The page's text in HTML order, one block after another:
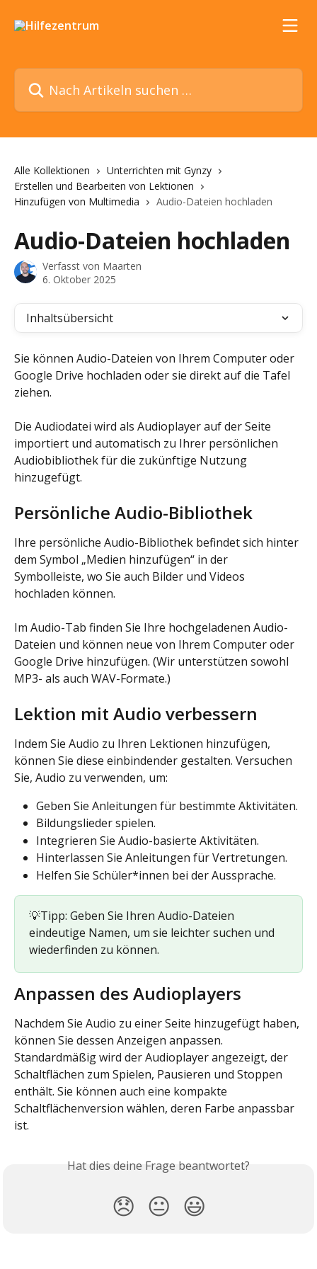
Nach Artikeln suchen …
Alle Kollektionen
Unterrichten mit Gynzy
Erstellen und Bearbeiten von Lektionen
Hinzufügen von Multimedia
Audio-Dateien hochladen
Audio-Dateien hochladen
Verfasst von Maarten
6. Oktober 2025
Inhaltsübersicht
Sie können Audio-Dateien von Ihrem Computer oder
Google Drive hochladen oder sie direkt auf die Tafel
ziehen.
Die Audiodatei wird als Audioplayer auf der Seite
importiert und automatisch zu Ihrer persönlichen
Audiobibliothek für die zukünftige Nutzung
hinzugefügt.
Persönliche Audio-Bibliothek
Ihre persönliche Audio-Bibliothek befindet sich hinter
dem Symbol „Medien hinzufügen“ in der
Symbolleiste, wo Sie auch Bilder und Videos
hochladen können.
Im Audio-Tab finden Sie Ihre hochgeladenen Audio-
Dateien und können neue von Ihrem Computer oder
Google Drive hinzufügen. (Wir unterstützen sowohl
MP3- als auch WAV-Formate.)
Lektion mit Audio verbessern
Indem Sie Audio zu Ihren Lektionen hinzufügen,
können Sie diese einbindender gestalten. Versuchen
Sie, Audio zu verwenden, um:
Geben Sie Anleitungen für bestimmte Aktivitäten.
Bildungslieder spielen.
Integrieren Sie Audio-basierte Aktivitäten.
Hinterlassen Sie Anleitungen für Vertretungen.
Helfen Sie Schüler*innen bei der Aussprache.
💡Tipp: Geben Sie Ihren Audio-Dateien
eindeutige Namen, um sie leichter suchen und
wiederfinden zu können.
Anpassen des Audioplayers
Nachdem Sie Audio zu einer Seite hinzugefügt haben,
können Sie dessen Anzeigen anpassen.
Standardmäßig wird der Audioplayer angezeigt, der
Schaltflächen zum Spielen, Pausieren und Stoppen
enthält. Sie können auch eine kompakte
Schaltflächenversion wählen, deren Farbe anpassbar
ist.
Hat dies deine Frage beantwortet?
😞 😐 😃